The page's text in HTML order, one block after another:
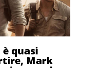
quasi
Mark